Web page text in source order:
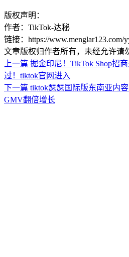
版权声明：
作者：TikTok-达秘
链接：https://www.menglar123.com/
文章版权归作者所有，未经允许请
上一篇 掘金印尼！TikTok Shop招
过！tiktok官网进入
下一篇 tiktok瑟瑟国际版东南亚内
GMV翻倍增长